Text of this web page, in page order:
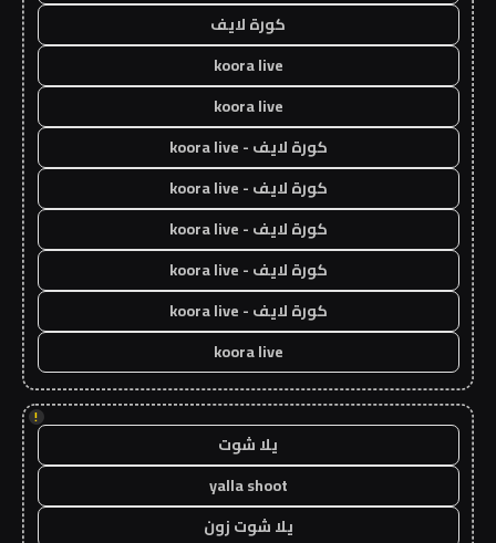
كورة لايف
koora live
koora live
كورة لايف - koora live
كورة لايف - koora live
كورة لايف - koora live
كورة لايف - koora live
كورة لايف - koora live
koora live
!
يلا شوت
yalla shoot
يلا شوت زون